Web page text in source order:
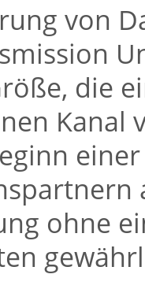
von
die
Kanal
ohne